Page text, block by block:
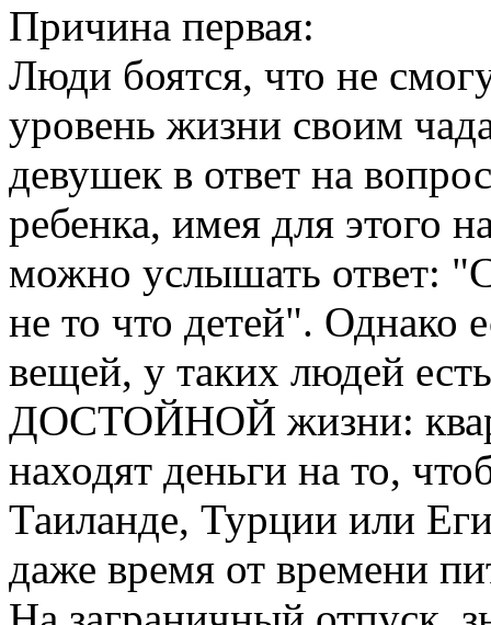
Причина первая:
Люди боятся, что не
уровень жизни своим
девушек в ответ на
ребенка, имея для этого
можно услышать ответ:
не то что детей". Однако
вещей, у таких людей
ДОСТОЙНОЙ жизни:
находят деньги на то,
Таиланде, Турции или
даже время от времени